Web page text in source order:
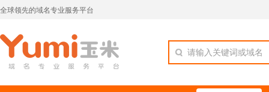
全球领先的域名专业服务平台
请输入关键词或域名